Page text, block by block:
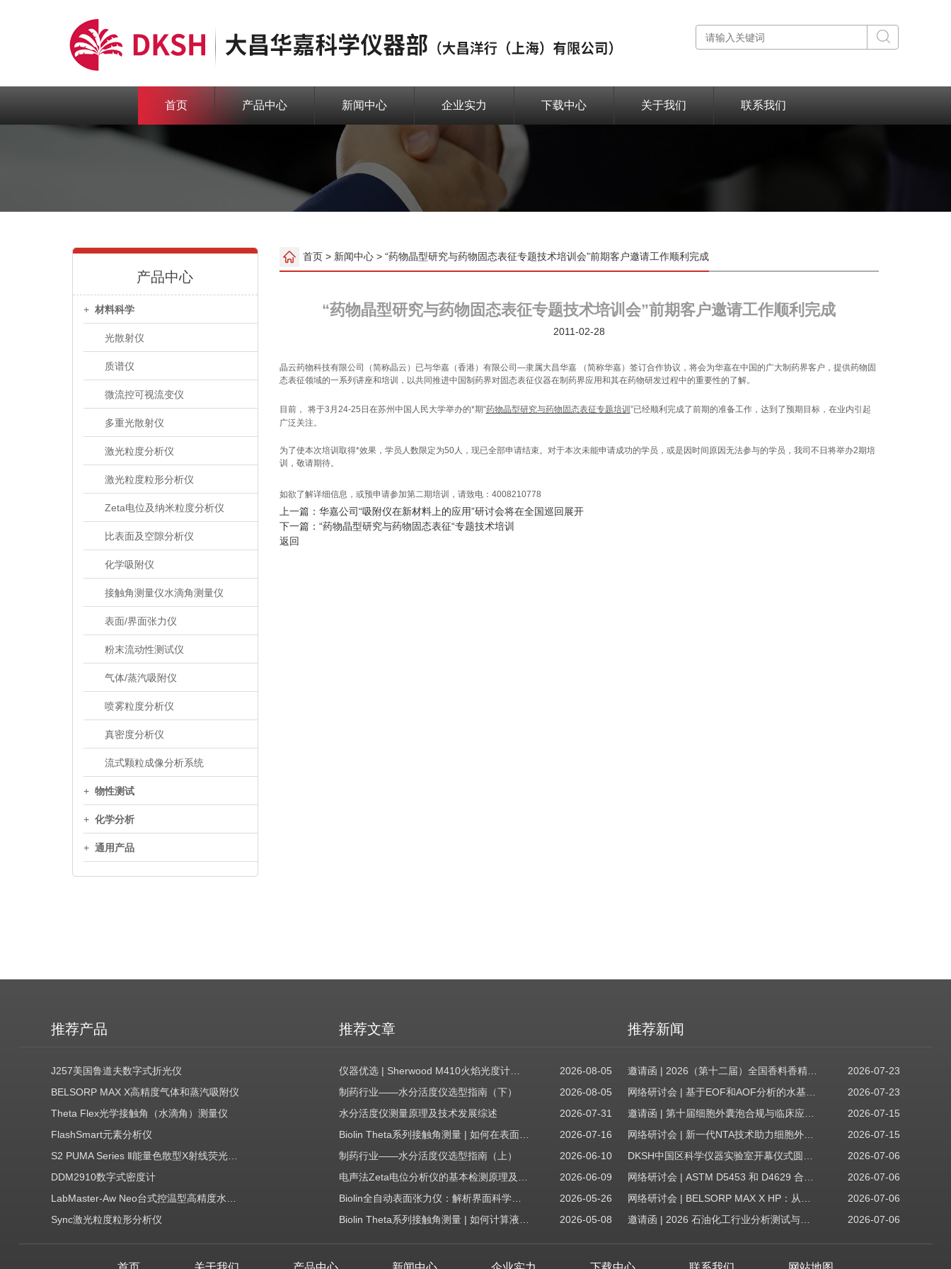
首页 产品中心 新闻中心 企业实力 下载中心 关于我们 联系我们
产品中心
+ 材料科学
光散射仪
质谱仪
微流控可视流变仪
多重光散射仪
激光粒度分析仪
激光粒度粒形分析仪
Zeta电位及纳米粒度分析仪
比表面及空隙分析仪
化学吸附仪
接触角测量仪水滴角测量仪
表面/界面张力仪
粉末流动性测试仪
气体/蒸汽吸附仪
喷雾粒度分析仪
真密度分析仪
流式颗粒成像分析系统
+ 物性测试
+ 化学分析
+ 通用产品
首页> 新闻中心> “药物晶型研究与药物固态表征专题技术培训会”前期客户邀请工作顺利完成
“药物晶型研究与药物固态表征专题技术培训会”前期客户邀请工作顺利完成
2011-02-28
晶云药物科技有限公司（简称晶云）已与华嘉（香港）有限公司—隶属大昌华嘉（简称华嘉） 签订合作协议，将会为华嘉在中国的广大制药界客户，提供药物固
态表征领域的一系列讲座和培训，以共同推进中国制药界对固态表征仪器在制药界应用和其在药物研发过程中的重要性的了解。
目前， 将于3 月 24-25 日在苏州中国人民大学举办的*期“药物晶型研究与药物固态表征专题培训 ”已经顺利完成了前期的准备工作，达到了预期目标，在业内引起
广泛关注。
为了使本次培训取得*效果，学员人数限定为50人，现已全部申请结束。对于本次未能申请成功的学员，或是因时间原因无法参与的学员，我司不日将举办2期培
训，敬请期待。
如欲了解详细信息，或预申请参加第二期培训，请致电： 4008210778
上一篇： 华嘉公司“吸附仪在新材料上的应用”研讨会将在全国巡回展开
下一篇： “药物晶型研究与药物固态表征“专题技术培训
返回
推荐产品
J257美国鲁道夫数字式折光仪
BELSORP MAX X高精度气体和蒸汽吸附仪
Theta Flex光学接触角（水滴角）测量仪
FlashSmart元素分析仪
DDM2910数字式密度计
Sync激光粒度粒形分析仪
推荐文章
2026-08-05
制药行业——水分活度仪选型指南（下）
2026-08-05
水分活度仪测量原理及技术发展综述
2026-07-31
2026-07-16
制药行业——水分活度仪选型指南（上）
2026-06-10
2026-06-09
2026-05-26
2026-05-08
推荐新闻
邀请函 | 2026（第十二届）全国香料香精技术交流年会
2026-07-23
网络研讨会 | 基于EOF和AOF分析的水基质中PFAS筛查
2026-07-23
2026-07-15
网络研讨会 | 新一代NTA技术助力细胞外囊泡质量评估与工艺开发
2026-07-15
2026-07-06
2026-07-06
2026-07-06
邀请函 | 2026 石油化工行业分析测试与仪器技术交流会（辽宁站）
2026-07-06